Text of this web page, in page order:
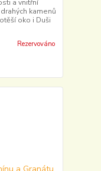
a vnitřní
kamenů
oko i Duši
Rezervováno